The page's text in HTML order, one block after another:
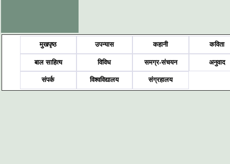
मुखपृष्ठ उपन्यास कहानी कविता
बाल साहित्य विविध समग्र-संचयन अनुवाद
संपर्क विश्वविद्यालय संग्रहालय